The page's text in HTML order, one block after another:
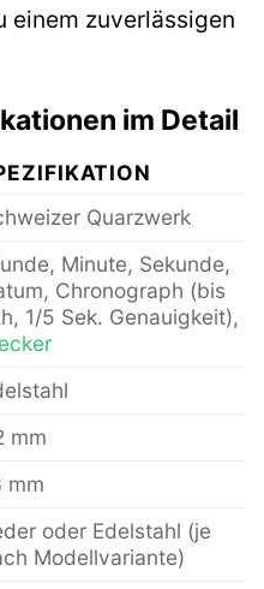
einem zuverlässigen
im Detail
Quarzwerk
Minute, Sekunde,
Chronograph (bis
1/5 Sek. Genauigkeit),
mm
mm
oder Edelstahl (je
Modellvariante)